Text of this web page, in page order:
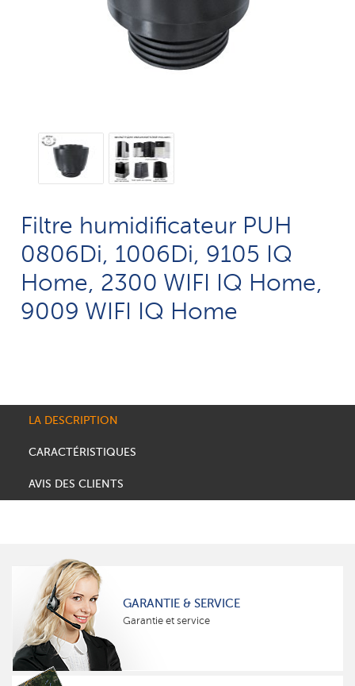
Filtre humidificateur PUH
0806Di, 1006Di, 9105 IQ
Home, 2300 WIFI IQ Home,
9009 WIFI IQ Home
LA DESCRIPTION
CARACTÉRISTIQUES
AVIS DES CLIENTS
GARANTIE & SERVICE
Garantie et service